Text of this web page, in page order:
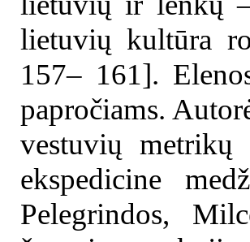
lietuvių kultūra
157– 161].
papročiams.
vestuvių
ekspedicine
Pelegrindos,